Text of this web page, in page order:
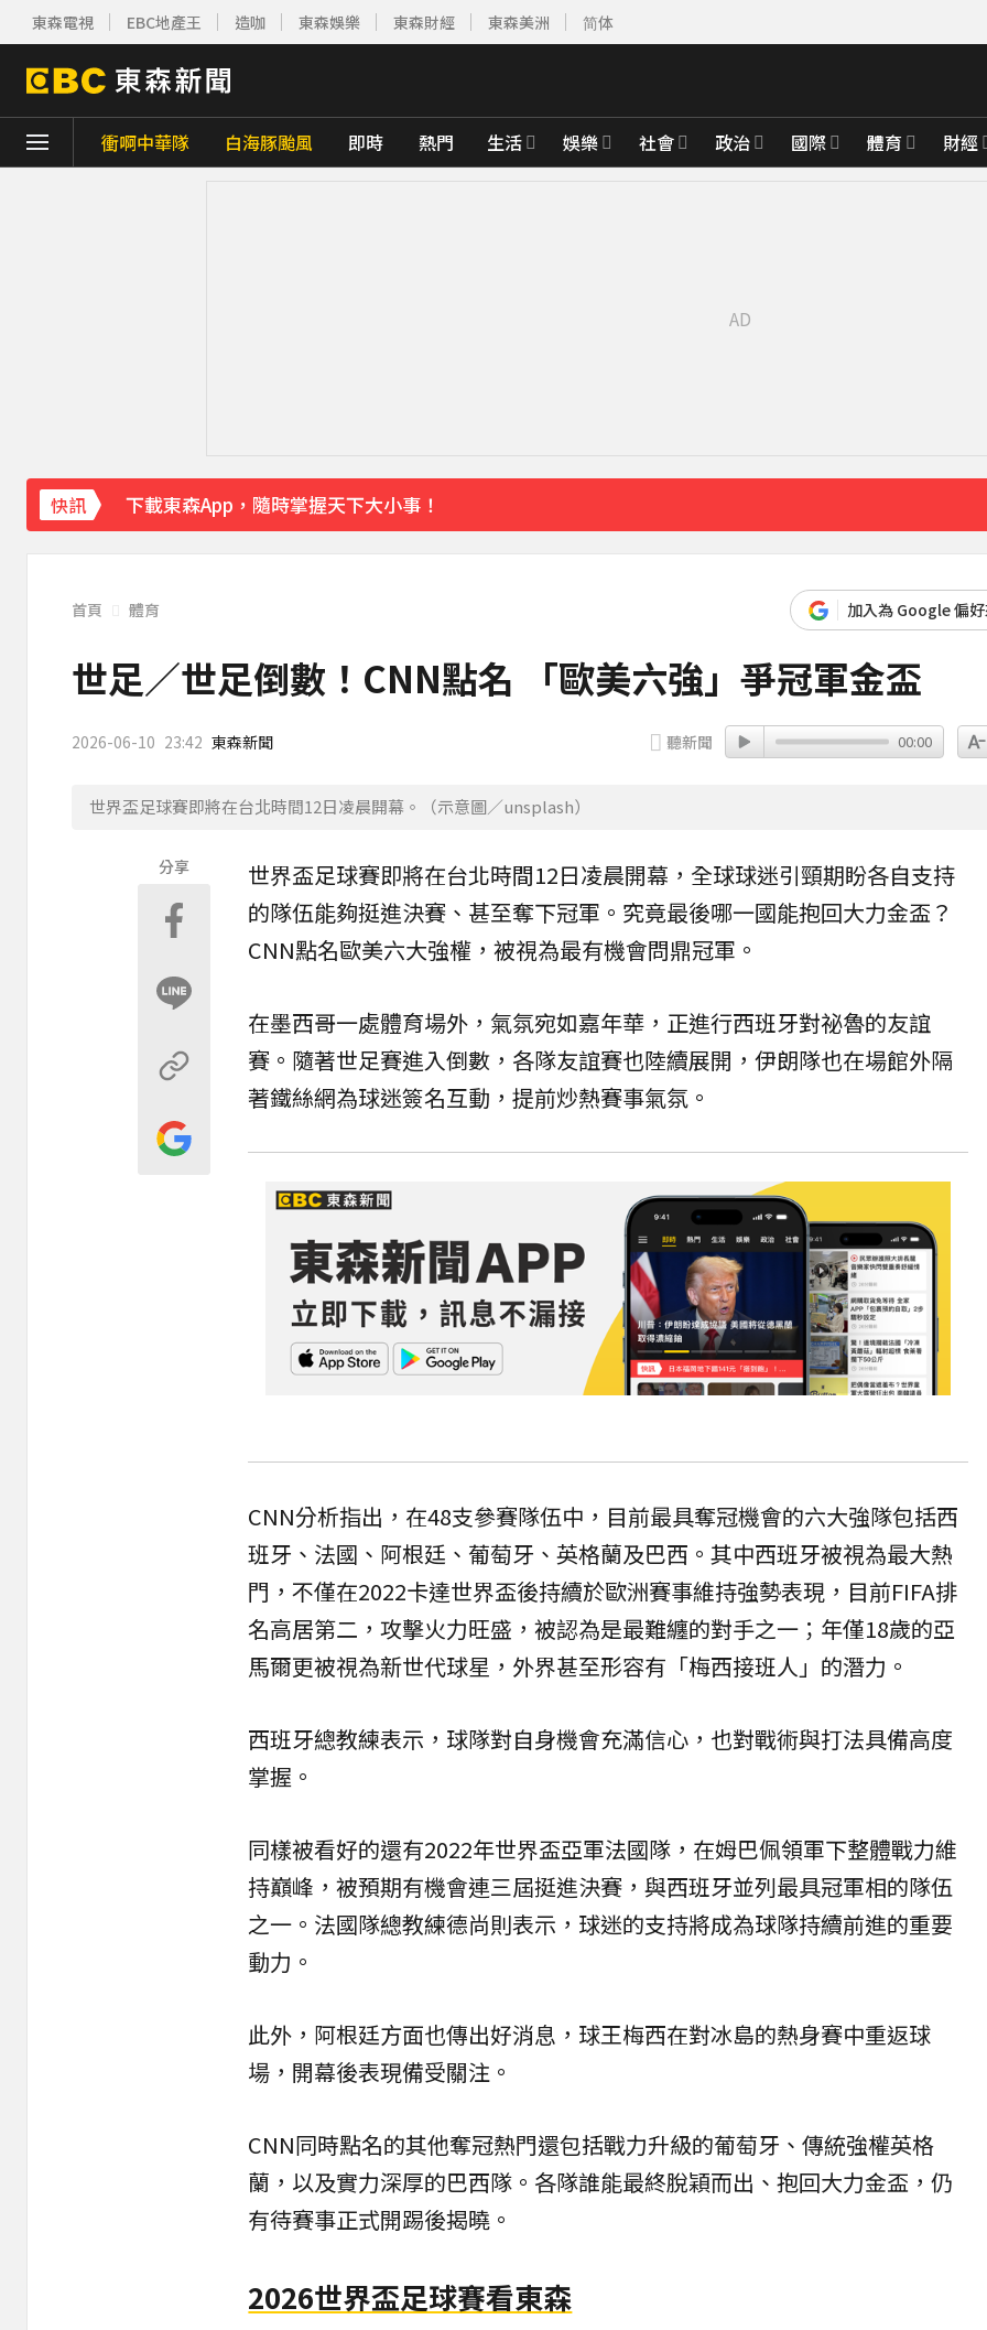
東森電視 EBC地產王 造咖 東森娛樂 東森財經 東森美洲 简体
衝啊中華隊 白海豚颱風 即時 熱門 生活 娛樂 社會 政治 國際 體育 財經
快訊
下載東森App，隨時掌握天下大小事！
創2月以來最大單日漲幅！黃金暴漲4.4%突破4253美元
37分鐘前
首頁 體育 加入為 Google 偏
世足／世足倒數！CNN點名 「歐美六強」爭冠軍金盃
2026-06-10 23:42 東森新聞 聽新聞 00:00
世界盃足球賽即將在台北時間12日凌晨開幕。（示意圖／unsplash）
分享 世界盃足球賽即將在台北時間12日凌晨開幕，全球球迷引頸期盼各自支持
的隊伍能夠挺進決賽 、甚至奪下冠軍。究竟最後哪一國能抱回大力金盃？
CNN點名歐美六大強權，被視為最有機會問鼎冠軍。
在墨西哥一處體育場外，氣氛宛如嘉年華，正進行西班牙對祕魯的友誼
賽。隨著世足賽進入倒數，各隊友誼賽也陸續展開，伊朗隊也在場館外隔
著鐵絲網為球迷簽名互動，提前炒熱賽事氣氛。
CNN分析指出，在48支參賽隊伍中，目前最具奪冠機會的六大強隊包括西
班牙、法國、阿根廷、葡萄牙、英格蘭及巴西。其中西班牙被視為最大熱
門，不僅在2022卡達世界盃後持續於歐洲賽事維持強勢表現，目前FIFA排
名高居第二，攻擊火力旺盛，被認為是最難纏的對手之一；年僅18歲的亞
馬爾更被視為新世代球星，外界甚至形容有「梅西接班人」的潛力。
西班牙總教練表示，球隊對自身機會充滿信心，也對戰術與打法具備高度
掌握。
同樣被看好的還有2022年世界盃亞軍法國隊，在姆巴佩領軍下整體戰力維
持巔峰，被預期有機會連三屆挺進決賽，與西班牙並列最具冠軍相的隊伍
之一。法國隊總教練德尚則表示，球迷的支持將成為球隊持續前進的重要
動力。
此外，阿根廷方面也傳出好消息，球王梅西在對冰島的熱身賽中重返球
場，開幕後表現備受關注。
CNN同時點名的其他奪冠熱門還包括戰力升級的葡萄牙、傳統強權英格
蘭，以及實力深厚的巴西隊。各隊誰能最終脫穎而出、抱回大力金盃，仍
有待賽事正式開踢後揭曉。
2026世界盃足球賽看東森